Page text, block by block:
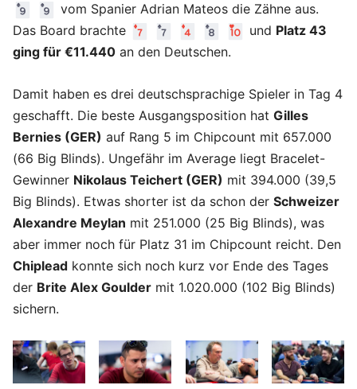
vom Spanier Adrian Mateos die Zähne aus.
Das Board brachte
und Platz 43
ging für €11.440 an den Deutschen.
Damit haben es drei deutschsprachige Spieler in Tag 4
geschafft. Die beste Ausgangsposition hat Gilles
Bernies (GER) auf Rang 5 im Chipcount mit 657.000
(66 Big Blinds). Ungefähr im Average liegt Bracelet-
Gewinner Nikolaus Teichert (GER) mit 394.000 (39,5
Big Blinds). Etwas shorter ist da schon der Schweizer
Alexandre Meylan mit 251.000 (25 Big Blinds), was
aber immer noch für Platz 31 im Chipcount reicht. Den
Chiplead konnte sich noch kurz vor Ende des Tages
der Brite Alex Goulder mit 1.020.000 (102 Big Blinds)
sichern.